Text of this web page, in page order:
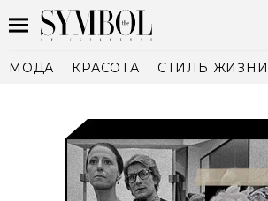
МОДА КРАСОТА СТИЛЬ ЖИЗНИ